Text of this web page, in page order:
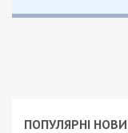
ПОПУЛЯРНІ